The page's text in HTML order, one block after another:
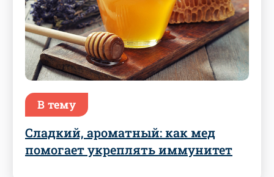
В тему
Сладкий, ароматный: как мед
помогает укреплять иммунитет